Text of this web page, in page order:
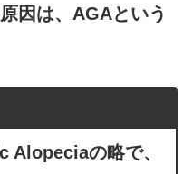
因は、AGAという
Alopeciaの略で、